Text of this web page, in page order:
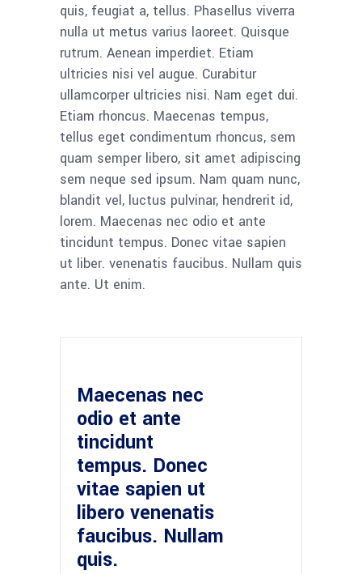
quis, feugiat a, tellus. Phasellus viverra
nulla ut metus varius laoreet. Quisque
rutrum. Aenean imperdiet. Etiam
ultricies nisi vel augue. Curabitur
ullamcorper ultricies nisi. Nam eget dui.
Etiam rhoncus. Maecenas tempus,
tellus eget condimentum rhoncus, sem
quam semper libero, sit amet adipiscing
sem neque sed ipsum. Nam quam nunc,
blandit vel, luctus pulvinar, hendrerit id,
lorem. Maecenas nec odio et ante
tincidunt tempus. Donec vitae sapien
ut liber. venenatis faucibus. Nullam quis
ante. Ut enim.
Maecenas nec
odio et ante
tincidunt
tempus. Donec
vitae sapien ut
libero venenatis
faucibus. Nullam
quis.